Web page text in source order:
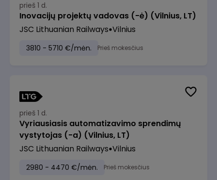
prieš 1 d.
Inovacijų projektų vadovas (-ė) (Vilnius, LT)
JSC Lithuanian Railways Vilnius
3810 - 5710 €/mėn. Prieš mokesčius
prieš 1 d.
Vyriausiasis automatizavimo sprendimų
vystytojas (-a) (Vilnius, LT)
JSC Lithuanian Railways Vilnius
2980 - 4470 €/mėn. Prieš mokesčius